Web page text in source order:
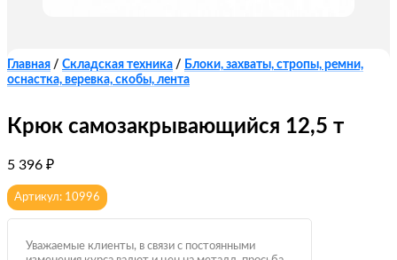
Главная / Складская техника / Блоки, захваты, стропы, ремни,
оснастка, веревка, скобы, лента
Крюк самозакрывающийся 12,5 т
5 396 ₽
Артикул: 10996
Уважаемые клиенты, в связи с постоянными